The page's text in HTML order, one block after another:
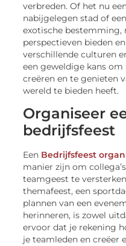
verbreden. Of het nu
nabijgelegen stad of
exotische bestemming,
perspectieven bieden
verschillende culturen
een geweldige kans
creëren en te genieten
wereld te bieden heeft.
Organiseer
bedrijfsfeest
Een Bedrijfsfeest
manier zijn om
teamgeest te
themafeest, een
plannen van een
herinneren, is zowel
ervoor dat je rekening
je teamleden en creëer